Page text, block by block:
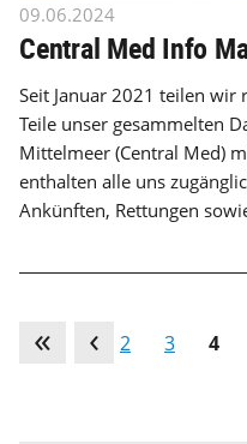
09.06.2024
Central Med Info
Seit Januar 2021 teilen wir
Teile unser gesammelten
Mittelmeer (Central Med)
enthalten alle uns
Ankünften, Rettungen
2 3 4